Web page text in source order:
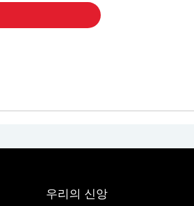
우리의 신앙